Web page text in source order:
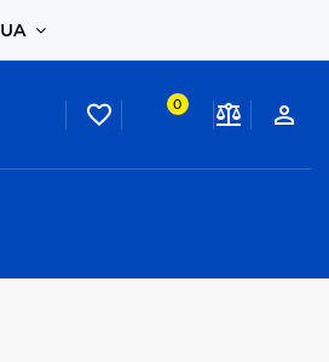
UA
0